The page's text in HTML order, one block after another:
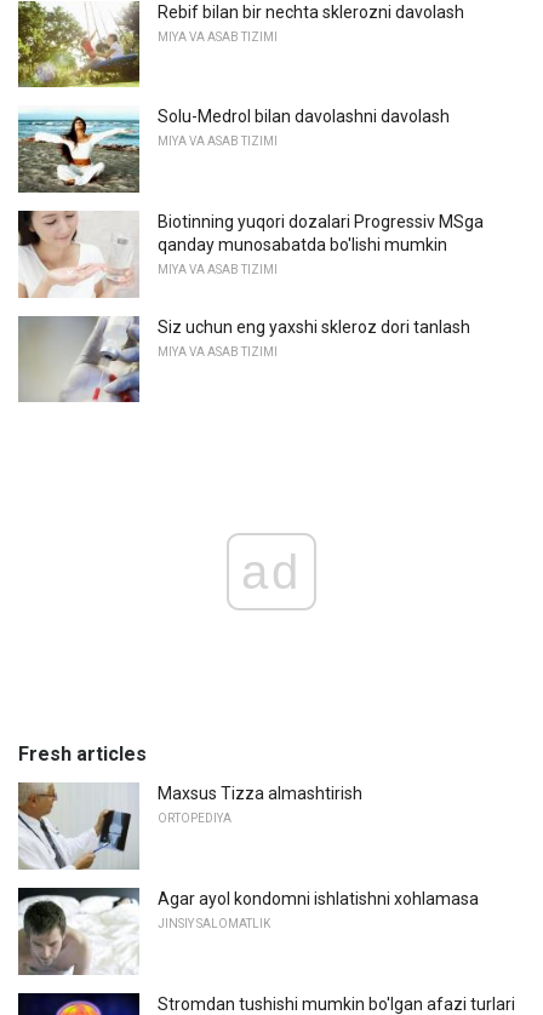
Rebif bilan bir nechta sklerozni davolash
MIYA VA ASAB TIZIMI
Solu-Medrol bilan davolashni davolash
MIYA VA ASAB TIZIMI
Biotinning yuqori dozalari Progressiv MSga
qanday munosabatda bo'lishi mumkin
MIYA VA ASAB TIZIMI
Siz uchun eng yaxshi skleroz dori tanlash
MIYA VA ASAB TIZIMI
ad
Fresh articles
Maxsus Tizza almashtirish
ORTOPEDIYA
Agar ayol kondomni ishlatishni xohlamasa
JINSIY SALOMATLIK
Stromdan tushishi mumkin bo'lgan afazi turlari